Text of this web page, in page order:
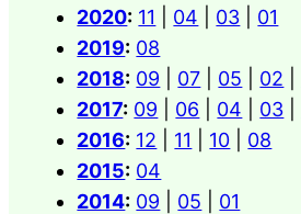
2020: 11 04 03
01
2019: 08
2018: 09 07 05 02
2017: 09 06 04 03
2016: 12 11 10
08
2015: 04
2014: 09 05
01